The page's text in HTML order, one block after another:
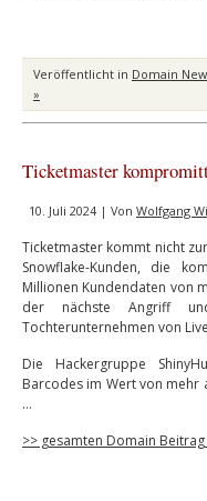
Veröffentlicht in Domain
»
Ticketmaster
10. Juli 2024 | Von Wolfgang
Ticketmaster kommt nicht
Snowflake-Kunden, die
Millionen Kundendaten von
der nächste Angriff
Tochterunternehmen von
Die Hackergruppe
Barcodes im Wert von mehr
…
>> gesamten Domain